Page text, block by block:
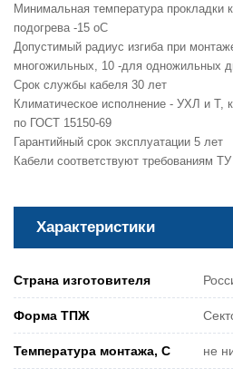
Минимальная температура прокладки
подогрева -15 оС
Допустимый радиус изгиба при
многожильных, 10 -для одножильных
Срок службы кабеля 30 лет
Климатическое исполнение - УХЛ и Т,
по ГОСТ 15150-69
Гарантийный срок эксплуатации 5 лет
Кабели соответствуют требованиям
Характеристики
Страна изготовителя
Форма ТПЖ
Температура монтажа, С не